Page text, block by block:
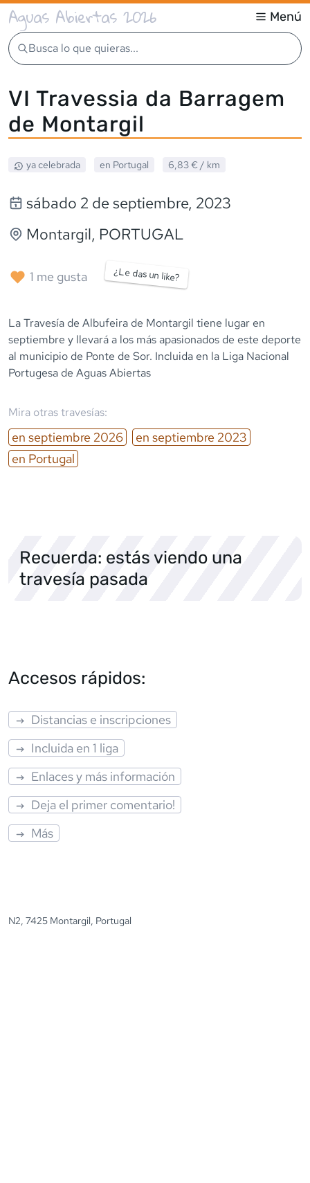
Aguas Abiertas 2026 Menú
Busca lo que quieras...
VI Travessia da Barragem
de Montargil
ya celebrada en Portugal 6,83 € / km
sábado 2 de septiembre, 2023
Montargil, PORTUGAL
1 me gusta ¿Le das un like?
La Travesía de Albufeira de Montargil tiene lugar en
septiembre y llevará a los más apasionados de este deporte
al municipio de Ponte de Sor. Incluida en la Liga Nacional
Portugesa de Aguas Abiertas
Mira otras travesías:
en septiembre 2026 en septiembre 2023
en Portugal
Recuerda: estás viendo una
travesía pasada
Accesos rápidos:
Distancias e inscripciones
Incluida en 1 liga
Enlaces y más información
Deja el primer comentario!
Más
N2, 7425 Montargil, Portugal